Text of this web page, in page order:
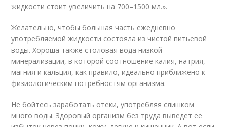
жидкости стоит увеличить на 700–1500 мл.».
Желательно, чтобы большая часть ежедневно
употребляемой жидкости состояла из чистой питьевой
воды. Хороша также столовая вода низкой
минерализации, в которой соотношение калия, натрия,
магния и кальция, как правило, идеально приближено к
физиологическим потребностям организма.
Не бойтесь заработать отеки, употребляя слишком
много воды. Здоровый организм без труда выведет ее